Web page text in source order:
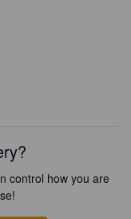
control how you are